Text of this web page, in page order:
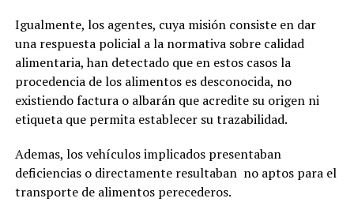
Igualmente, los agentes, cuya misión consiste en dar
una respuesta policial a la normativa sobre calidad
alimentaria, han detectado que en estos casos la
procedencia de los alimentos es desconocida, no
existiendo factura o albarán que acredite su origen ni
etiqueta que permita establecer su trazabilidad.
Ademas, los vehículos implicados presentaban
deficiencias o directamente resultaban no aptos para el
transporte de alimentos perecederos.